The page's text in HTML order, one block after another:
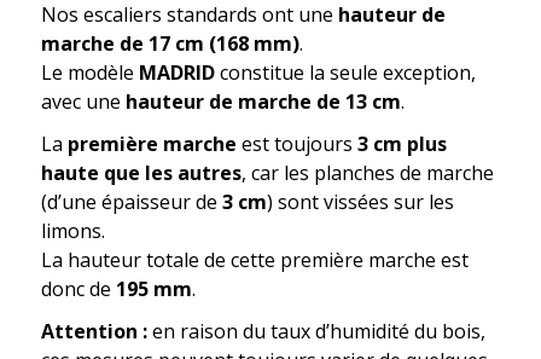
Nos escaliers standards ont une hauteur de
marche de 17 cm (168 mm).
Le modèle MADRIDconstitue la seule exception,
avec une hauteur de marche de 13 cm.
La première marche est toujours 3 cm plus
haute que les autres, car les planches de marche
(d’une épaisseur de 3 cm) sont vissées sur les
limons.
La hauteur totale de cette première marche est
donc de 195 mm.
Attention :en raison du taux d’humidité du bois,